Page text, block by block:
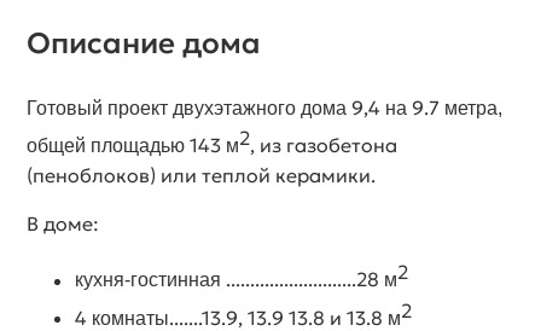
Описание дома
Готовый проект двухэтажного дома9,4 на9.7 метра,
общей площадью143 м2, из газобетона
(пеноблоков) или теплой керамики.
В доме:
кухня-гостинная ...........................28 м2
4 комнаты.......13.9, 13.9 13.8 и 13.8 м2